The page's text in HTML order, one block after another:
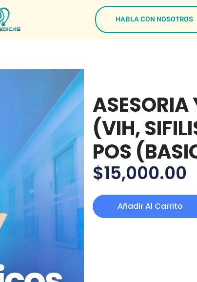
HABLA CON NOSOTROS
ASESORIA
(VIH,
POS
$15,000.00
Añadir Al Carrito